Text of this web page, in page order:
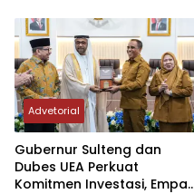
Advetorial
Gubernur Sulteng dan
Dubes UEA Perkuat
Komitmen Investasi, Empat